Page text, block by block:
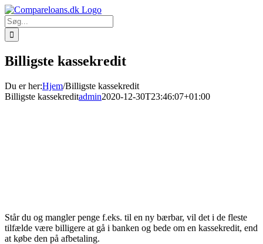
Skip
to
content
Søg
efter:
Billigste kassekredit
Du er her:Hjem/Billigste kassekredit
Billigste kassekreditadmin2020-12-30T23:46:07+01:00
Står du og mangler penge f.eks. til en ny bærbar, vil det i de fleste
tilfælde være billigere at gå i banken og bede om en kassekredit, end
at købe den på afbetaling.